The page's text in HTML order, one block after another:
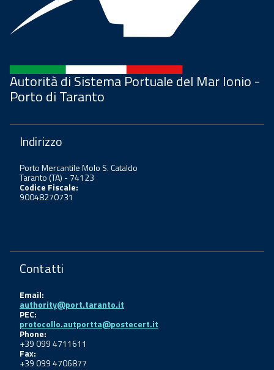
Autorità di Sistema Portuale del Mar Ionio -
Porto di Taranto
Indirizzo
Porto Mercantile Molo S. Cataldo
Taranto (TA) - 74123
Codice Fiscale:
90048270731
Contatti
Email:
authority@port.taranto.it
PEC:
protocollo.autportta@postecert.it
Phone:
+39 099 4711611
Fax:
+39 099 4706877